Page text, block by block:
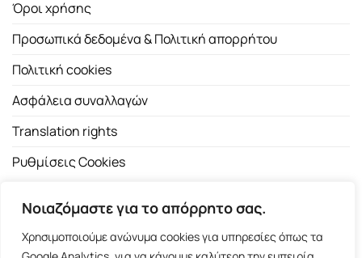
Νοιαζόμαστε για το απόρρητο σας.
Χρησιμοποιούμε ανώνυμα cookies για υπηρεσίες όπως τα
Όροι χρήσης
Προσωπικά δεδομένα & Πολιτική απορρήτου
Πολιτική cookies
Ασφάλεια συναλλαγών
Translation rights
Ρυθμίσεις Cookies